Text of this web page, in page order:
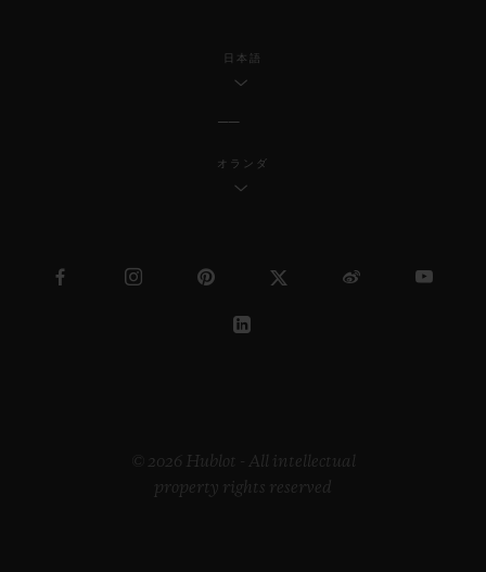
日本語
オランダ
© 2026 Hublot - All intellectual
property rights reserved